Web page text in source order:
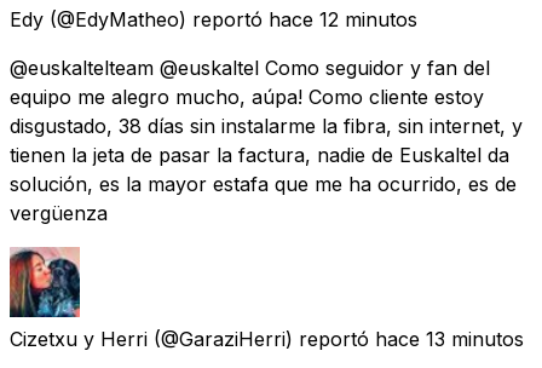
Edy (@EdyMatheo) reportó hace 12 minutos
@euskaltelteam @euskaltel Como seguidor y fan del
equipo me alegro mucho, aúpa! Como cliente estoy
disgustado, 38 días sin instalarme la fibra, sin internet, y
tienen la jeta de pasar la factura, nadie de Euskaltel da
solución, es la mayor estafa que me ha ocurrido, es de
vergüenza
Cizetxu y Herri (@GaraziHerri) reportó hace 13 minutos